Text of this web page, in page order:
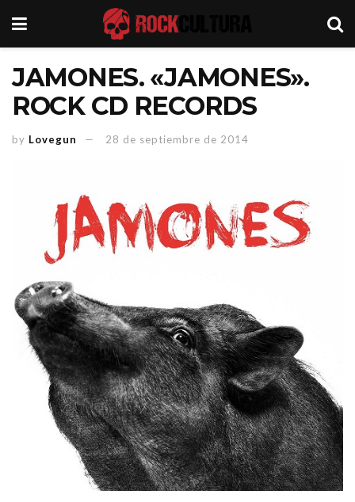
JAMONES. «JAMONES».
ROCK CD RECORDS
by Lovegun 28 de septiembre de 2014